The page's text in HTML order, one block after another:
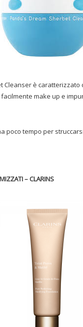
Cleanser è
make up e
poco tempo per
– CLARINS